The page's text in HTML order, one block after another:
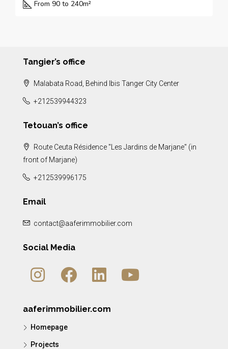
From 90 to 240m²
Tangier’s office
Malabata Road, Behind Ibis Tanger City Center
+212539944323
Tetouan’s office
Route Ceuta Résidence "Les Jardins de Marjane" (in
front of Marjane)
+212539996175
Email
contact@aaferimmobilier.com
Social Media
aaferimmobilier.com
Homepage
Projects